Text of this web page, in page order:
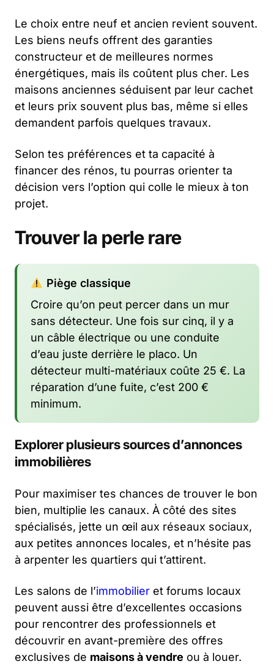
Le choix entre neuf et ancien revient souvent.
Les biens neufs offrent des garanties
constructeur et de meilleures normes
énergétiques, mais ils coûtent plus cher. Les
maisons anciennes séduisent par leur cachet
et leurs prix souvent plus bas, même si elles
demandent parfois quelques travaux.
Selon tes préférences et ta capacité à
financer des rénos, tu pourras orienter ta
décision vers l’option qui colle le mieux à ton
projet.
Trouver la perle rare
Piège classique
Croire qu’on peut percer dans un mur
sans détecteur. Une fois sur cinq, il y a
un câble électrique ou une conduite
d’eau juste derrière le placo. Un
détecteur multi-matériaux coûte 25 €. La
réparation d’une fuite, c’est 200 €
minimum.
Explorer plusieurs sources d’annonces
immobilières
Pour maximiser tes chances de trouver le bon
bien, multiplie les canaux. À côté des sites
spécialisés, jette un œil aux réseaux sociaux,
aux petites annonces locales, et n’hésite pas
à arpenter les quartiers qui t’attirent.
Les salons de l’immobilier et forums locaux
peuvent aussi être d’excellentes occasions
pour rencontrer des professionnels et
découvrir en avant-première des offres
exclusives de maisons à vendre ou à louer.